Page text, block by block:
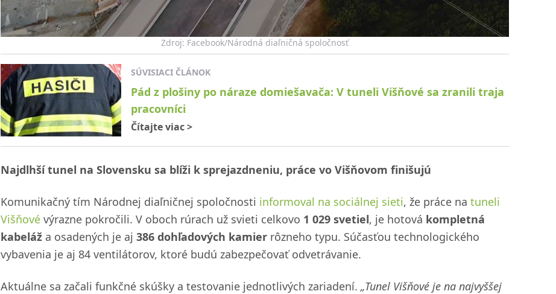
Zdroj: Facebook/Národná diaľničná spoločnosť
SÚVISIACI ČLÁNOK
Pád z plošiny po náraze domiešavača: V tuneli Višňové sa zranili traja
pracovníci
Čítajte viac>
Najdlhší tunel na Slovensku sa blíži k sprejazdneniu, práce vo Višňovom finišujú
Komunikačný tím Národnej diaľničnej spoločnosti informoval na sociálnej sieti, že práce na tuneli
Višňové výrazne pokročili. V oboch rúrach už svieti celkovo 1 029 svetiel, je hotová kompletná
kabeláž a osadených je aj 386 dohľadových kamier rôzneho typu. Súčasťou technologického
vybavenia je aj 84 ventilátorov, ktoré budú zabezpečovať odvetrávanie.
Aktuálne sa začali funkčné skúšky a testovanie jednotlivých zariadení. „Tunel Višňové je na najvyššej